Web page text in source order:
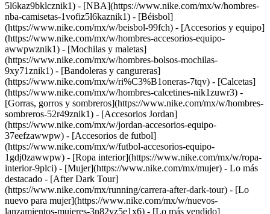
5l6kaz9bklcznik1) - [NBA](https://www.nike.com/mx/w/hombres-
nba-camisetas-1vofiz5l6kaznik1) - [Béisbol]
(https://www.nike.com/mx/w/beisbol-99fch) - [Accesorios y equipo]
(https://www.nike.com/mx/w/hombres-accesorios-equipo-
awwpwznik1) - [Mochilas y maletas]
(https://www.nike.com/mx/w/hombres-bolsos-mochilas-
9xy71znik1) - [Bandoleras y cangureras]
(https://www.nike.com/mx/w/ri%C3%B1oneras-7tqv) - [Calcetas]
(https://www.nike.com/mx/w/hombres-calcetines-nik1zuwr3) -
[Gorras, gorros y sombreros](https://www.nike.com/mx/w/hombres-
sombreros-52r49znik1) - [Accesorios Jordan]
(https://www.nike.com/mx/w/jordan-accesorios-equipo-
37eefzawwpw) - [Accesorios de futbol]
(https://www.nike.com/mx/w/futbol-accesorios-equipo-
1gdj0zawwpw) - [Ropa interior](https://www.nike.com/mx/w/ropa-
interior-9plci) - [Mujer](https://www.nike.com/mx/mujer) - Lo más
destacado - [After Dark Tour]
(https://www.nike.com/mx/running/carrera-after-dark-tour) - [Lo
nuevo para mujer](https://www.nike.com/mx/w/nuevos-
lanzamientos-mujeres-3n82yz5e1x6) - [Lo más vendido]